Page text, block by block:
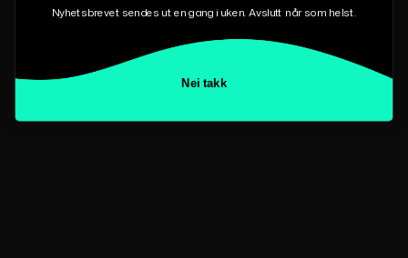
Nyhetsbrevet sendes ut en gang i uken. Avslutt når som helst.
Nei takk